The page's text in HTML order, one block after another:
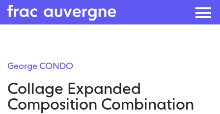
content
George CONDO
Collage Expanded
Composition Combination